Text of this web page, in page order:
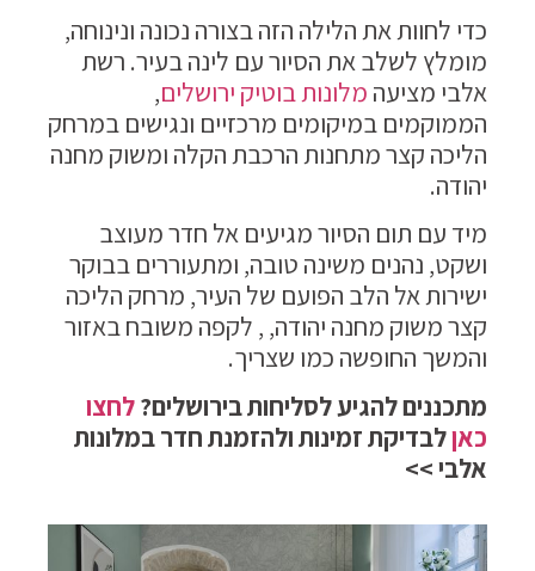
כדי לחוות את הלילה הזה בצורה נכונה ונינוחה,
מומלץ לשלב את הסיור עם לינה בעיר. רשת
אלבי מציעה מלונות בוטיק ירושלים,
הממוקמים במיקומים מרכזיים ונגישים במרחק
הליכה קצר מתחנות הרכבת הקלה ומשוק מחנה
יהודה.
מיד עם תום הסיור מגיעים אל חדר מעוצב
ושקט, נהנים משינה טובה, ומתעוררים בבוקר
ישירות אל הלב הפועם של העיר, מרחק הליכה
קצר משוק מחנה יהודה, , לקפה משובח באזור
והמשך החופשה כמו שצריך.
מתכננים להגיע לסליחות בירושלים?לחצו
כאןלבדיקת זמינות ולהזמנת חדר במלונות
אלבי >>